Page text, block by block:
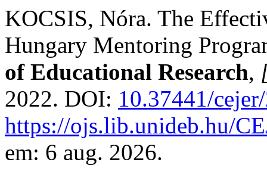
KOCSIS, Nóra. The
Hungary Mentoring
of Educational Research,
2022. DOI: 10.37441/
https://ojs.lib.unideb.hu/
em: 6 aug. 2026.